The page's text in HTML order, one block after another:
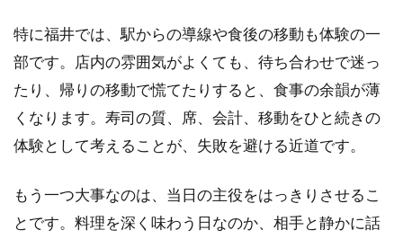
特に福井では、駅からの導線や食後の移動も体験の一
部です。店内の雰囲気がよくても、待ち合わせで迷っ
たり、帰りの移動で慌てたりすると、食事の余韻が薄
くなります。寿司の質、席、会計、移動をひと続きの
体験として考えることが、失敗を避ける近道です。
もう一つ大事なのは、当日の主役をはっきりさせるこ
とです。料理を深く味わう日なのか、相手と静かに話